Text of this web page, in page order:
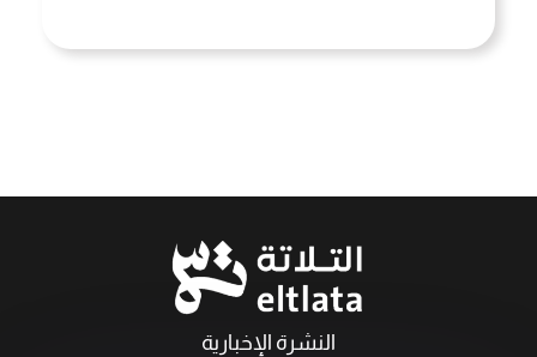
النشرة الإخبارية